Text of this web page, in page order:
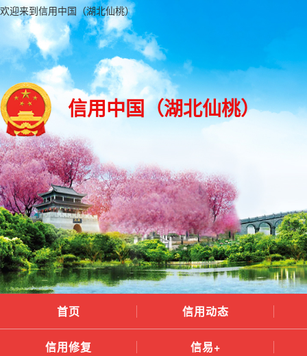
欢迎来到信用中国（湖北仙桃）
信用中国（湖北仙桃）
首页 信用动态
信用修复 信易+